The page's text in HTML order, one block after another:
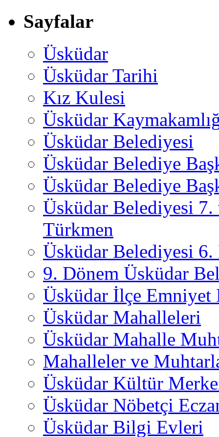
Sayfalar
Üsküdar
Üsküdar Tarihi
Kız Kulesi
Üsküdar
Üsküdar Belediyesi
Üsküdar Belediye
Üsküdar Belediye
Üsküdar Belediyesi
Türkmen
Üsküdar Belediyesi 6.
9. Dönem Üsküdar
Üsküdar İlçe
Üsküdar Mahalleleri
Üsküdar Mahalle
Mahalleler ve
Üsküdar Kültür
Üsküdar Nöbetçi
Üsküdar Bilgi Evleri